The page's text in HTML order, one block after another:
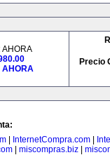
AHORA
AHORA
Precio
InternetCompra.com
| miscompras.biz|